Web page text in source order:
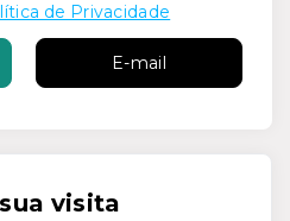
de Privacidade
E-mail
visita